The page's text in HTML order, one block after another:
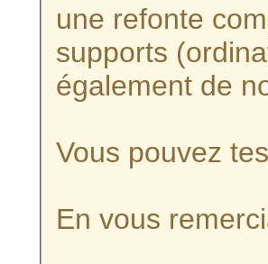
une refonte
supports
également de
Vous pouvez
En vous